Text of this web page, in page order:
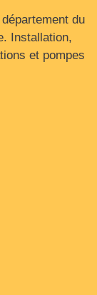
du
Installation,
et pompes